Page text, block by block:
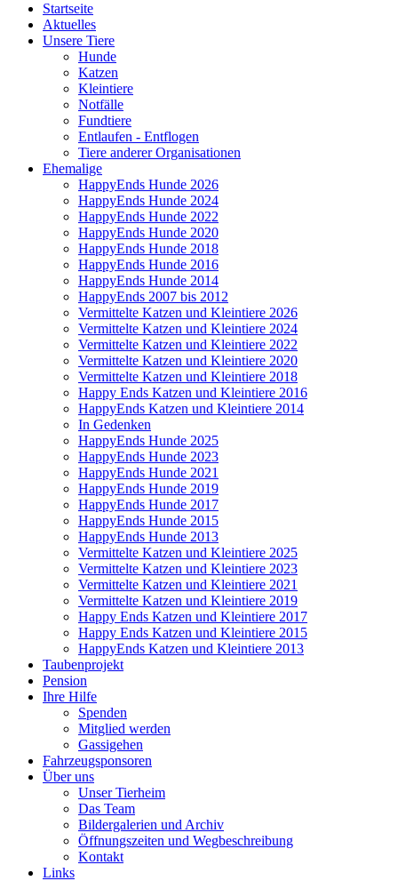
Startseite
Aktuelles
Unsere Tiere
Hunde
Katzen
Kleintiere
Notfälle
Fundtiere
Entlaufen - Entflogen
Tiere anderer Organisationen
Ehemalige
HappyEnds Hunde 2026
HappyEnds Hunde 2024
HappyEnds Hunde 2022
HappyEnds Hunde 2020
HappyEnds Hunde 2018
HappyEnds Hunde 2016
HappyEnds Hunde 2014
HappyEnds 2007 bis 2012
Vermittelte Katzen und Kleintiere 2026
Vermittelte Katzen und Kleintiere 2024
Vermittelte Katzen und Kleintiere 2022
Vermittelte Katzen und Kleintiere 2020
Vermittelte Katzen und Kleintiere 2018
Happy Ends Katzen und Kleintiere 2016
HappyEnds Katzen und Kleintiere 2014
In Gedenken
HappyEnds Hunde 2025
HappyEnds Hunde 2023
HappyEnds Hunde 2021
HappyEnds Hunde 2019
HappyEnds Hunde 2017
HappyEnds Hunde 2015
HappyEnds Hunde 2013
Vermittelte Katzen und Kleintiere 2025
Vermittelte Katzen und Kleintiere 2023
Vermittelte Katzen und Kleintiere 2021
Vermittelte Katzen und Kleintiere 2019
Happy Ends Katzen und Kleintiere 2017
Happy Ends Katzen und Kleintiere 2015
HappyEnds Katzen und Kleintiere 2013
Taubenprojekt
Pension
Ihre Hilfe
Spenden
Mitglied werden
Gassigehen
Fahrzeugsponsoren
Über uns
Unser Tierheim
Das Team
Bildergalerien und Archiv
Öffnungszeiten und Wegbeschreibung
Kontakt
Links